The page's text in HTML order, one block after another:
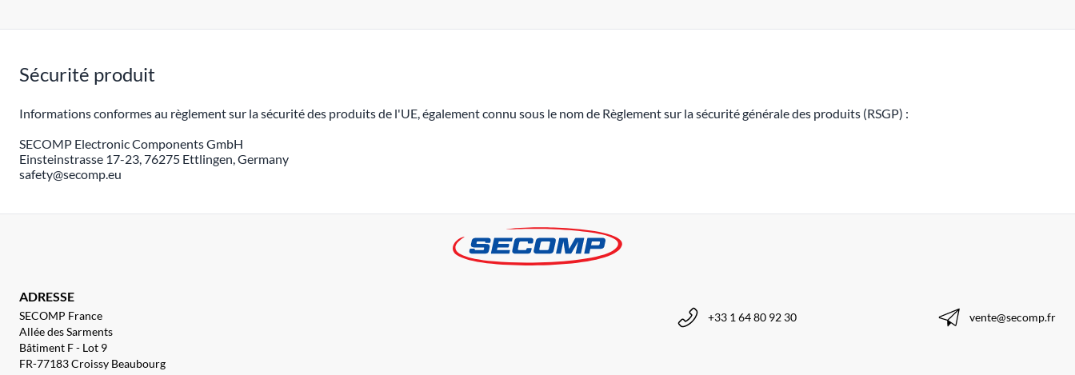
Sécurité produit
Informations conformes au règlement sur la sécurité des produits de l'UE, également connu sous le nom de Règlement sur la sécurité générale des produits (RSGP) :
SECOMP Electronic Components GmbH
Einsteinstrasse 17-23, 76275 Ettlingen, Germany
safety@secomp.eu
ADRESSE
SECOMP France
Allée des Sarments
Bâtiment F - Lot 9
FR-77183 Croissy Beaubourg
+33 1 64 80 92 30 vente@secomp.fr